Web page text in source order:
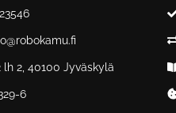
lh 2, 40100 Jyväskylä
6